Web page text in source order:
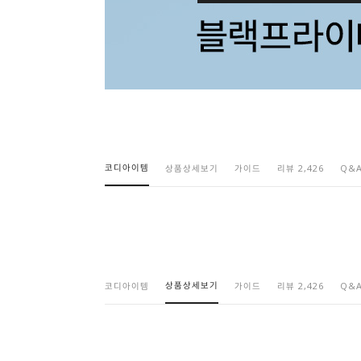
코디아이템 상품상세보기 가이드 리뷰 2,426
코디아이템 상품상세보기 가이드 리뷰 2,426